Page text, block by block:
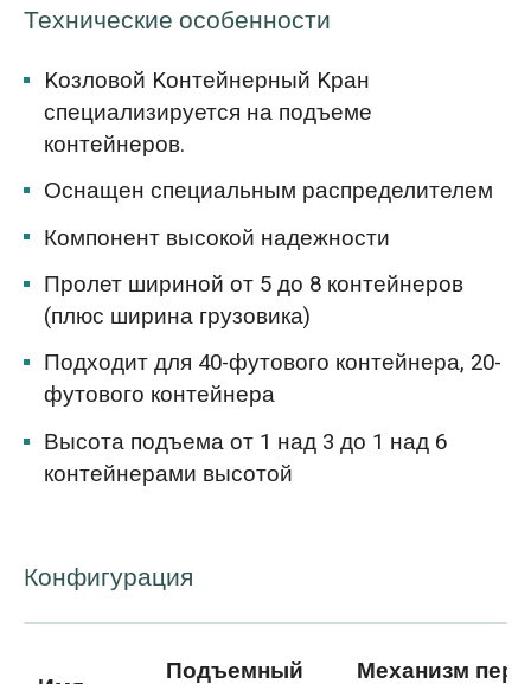
Технические особенности
Kозловой Kонтейнерный Kран
специализируется на подъеме
контейнеров.
Оснащен специальным распределителем
Компонент высокой надежности
Пролет шириной от 5 до 8 контейнеров
(плюс ширина грузовика)
Подходит для 40-футового контейнера, 20-
футового контейнера
Высота подъема от 1 над 3 до 1 над 6
контейнерами высотой
Конфигурация
Подъемный Механизм